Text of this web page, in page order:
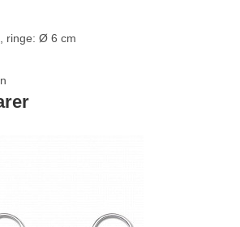
ringe: Ø 6 cm